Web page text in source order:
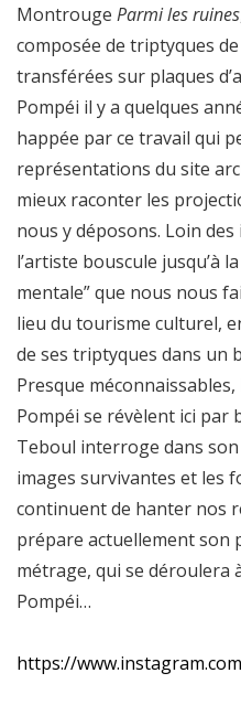
Montrouge Parmi les ruines
composée de triptyques
transférées sur plaques
Pompéi il y a quelques
happée par ce travail qui
représentations du site
mieux raconter les
nous y déposons. Loin des
l’artiste bouscule jusqu’à
mentale” que nous nous
lieu du tourisme culturel,
de ses triptyques dans un
Presque
Pompéi se révèlent ici par
Teboul interroge dans
images survivantes et les
continuent de hanter nos
prépare actuellement son
métrage, qui se déroulera
Pompéi…
https://